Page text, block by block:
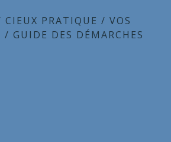
CIEUX PRATIQUE / VOS
/ GUIDE DES DÉMARCHES